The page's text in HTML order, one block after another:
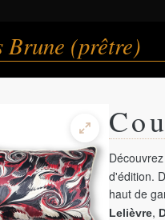
Brune (prêtre)
d'édition.
haut de
Lelièvre,